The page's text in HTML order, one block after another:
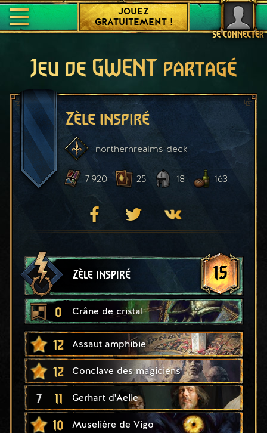
SE CONNECTER
JOUEZ
GRATUITEMENT !
Jeu de GWENT partagé
Zèle inspiré
northernrealmsdeck
7 920 25 18 163
Zèle inspiré 15
0 Crâne de cristal
12 Assaut amphibie
12 Conclave des magiciens
7 11 Gerhart d'Aelle
10 Muselière de Vigo